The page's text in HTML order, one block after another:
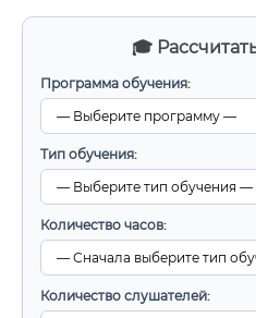
🎓
Программа обучения:
Тип обучения:
Количество часов:
Количество слушателей: